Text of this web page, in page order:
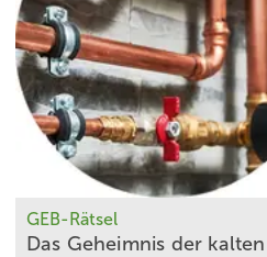
GEB-Rätsel
Das Geheimnis der kalten